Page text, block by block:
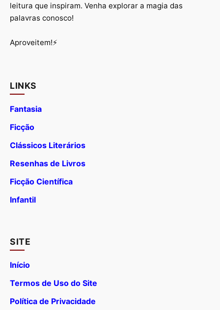
leitura que inspiram. Venha explorar a magia das
palavras conosco!
Aproveitem!⚡
LINKS
Fantasia
Ficção
Clássicos Literários
Resenhas de Livros
Ficção Científica
Infantil
SITE
Início
Termos de Uso do Site
Política de Privacidade